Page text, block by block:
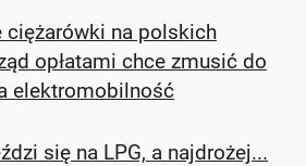
ciężarówki na polskich
opłatami chce zmusić do
elektromobilność
się na LPG, a najdrożej...